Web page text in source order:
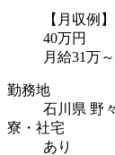
【月収例】
40万円
月給31万
勤務地
石川県 野
寮・社宅
あり